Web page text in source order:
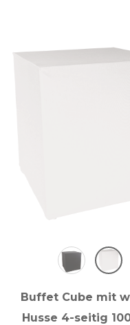
Buffet Cube mit
Husse 4-seitig